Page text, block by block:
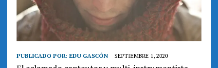
PUBLICADO POR: EDU GASCÓN SEPTIEMBRE 1, 2020